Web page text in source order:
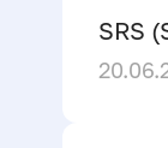
SRS